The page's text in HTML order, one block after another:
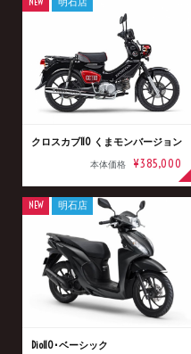
クロスカブ110 くまモンバージョン
本体価格 ¥385,000
Dio110･ベーシック
NEW 明石店